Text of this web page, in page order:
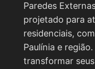
Paredes
projetado para
residenciais,
Paulínia e
transformar